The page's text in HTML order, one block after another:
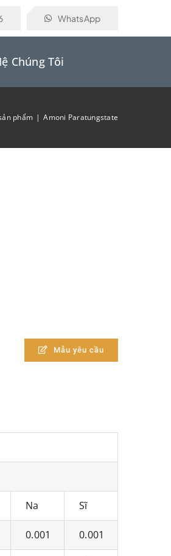
WhatsApp
Chúng Tôi
phẩm Amoni Paratungstate
Mẫu yêu cầu
Na Sĩ
0.001 0.001